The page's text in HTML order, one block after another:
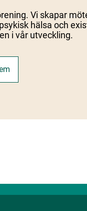
Vi skapar
hälsa och
i vår utveckling.